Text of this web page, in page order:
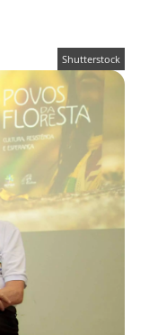
Shutterstock